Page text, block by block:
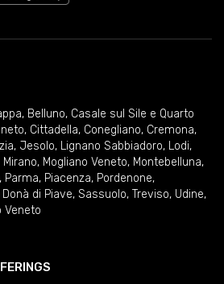
, Belluno, Casale sul Sile e Quarto
, Cittadella, Conegliano, Cremona,
, Jesolo, Lignano Sabbiadoro, Lodi,
Mirano, Mogliano Veneto, Montebelluna,
, Parma, Piacenza, Pordenone,
di Piave, Sassuolo, Treviso, Udine,
Veneto